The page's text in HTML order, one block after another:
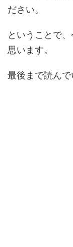
ださい。
ということで
思います。
最後まで読んで